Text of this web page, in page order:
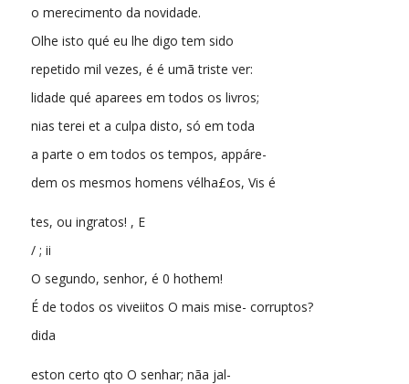
o merecimento da novidade.
Olhe isto qué eu lhe digo tem sido
repetido mil vezes, é é umã triste ver:
lidade qué aparees em todos os livros;
nias terei et a culpa disto, só em toda
a parte o em todos os tempos, appáre-
dem os mesmos homens vélha£os, Vis é
tes, ou ingratos! , E
/ ; ii
O segundo, senhor, é 0 hothem!
É de todos os viveiitos O mais mise- corruptos?
dida
eston certo qto O senhar; nãa jal-